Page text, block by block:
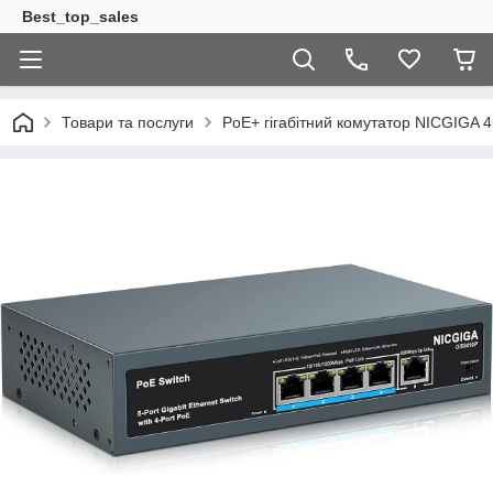
Best_top_sales
Товари та послуги PoE+ гігабітний комутатор